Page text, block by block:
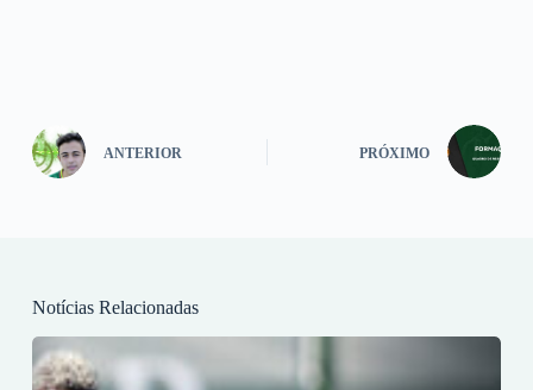
ANTERIOR PRÓXIMO
Notícias Relacionadas